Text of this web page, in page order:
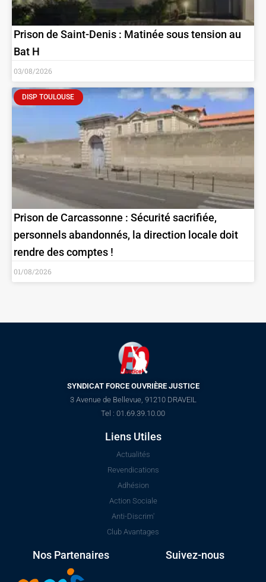
Prison de Saint-Denis : Matinée sous tension au
Bat H
03/08/2026
DISP TOULOUSE
Prison de Carcassonne : Sécurité sacrifiée,
personnels abandonnés, la direction locale doit
rendre des comptes !
01/08/2026
SYNDICAT FORCE OUVRIÈRE JUSTICE
3 Avenue de Bellevue, 91210 DRAVEIL
Tel : 01.69.39.10.00
Liens Utiles
Actualités
Revendications
Adhésion
Action Sociale
Anti-Discrim'
Club Avantages
Nos Partenaires Suivez-nous